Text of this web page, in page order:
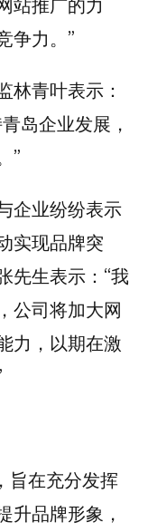
站推广的力
争力。”
林青叶表示：
岛企业发展，
”
企业纷纷表示
实现品牌突
先生表示：“我
公司将加大网
力，以期在激
旨在充分发挥
升品牌形象，